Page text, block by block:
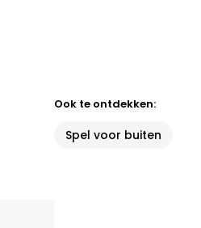
Ook te ontdekken:
Spel voor buiten